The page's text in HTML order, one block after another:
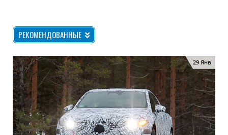
РЕКОМЕНДОВАННЫЕ
29 Янв